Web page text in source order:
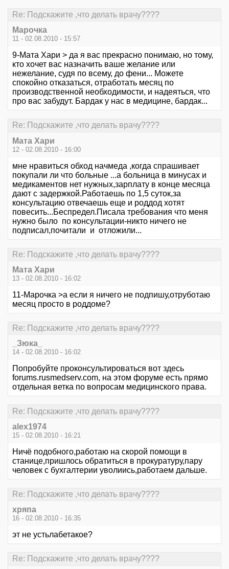
Re: Подскажите ,что делать врачу????
Марочка
11 - 02.08.2010 - 15:57
9-Мата Хари > да я вас прекрасно понимаю, но тому,
кто хочет вас назначить ваше желание или
нежелание, судя по всему, до фени... Можете
спокойно отказаться, отработать месяц по
производственной необходимости, и надеяться, что
про вас забудут. Бардак у нас в медицине, бардак...
Re: Подскажите ,что делать врачу????
Мата Хари
12 - 02.08.2010 - 16:00
мне нравиться обход начмеда ,когда спрашивает
покупали ли что больные ...а больница в минусах и
медикаментов нет нужных,зарплату в конце месяца
дают с задержкой.Работаешь по 1,5 суток,за
консультацию отвечаешь еще и роддод хотят
повесить...Беспредел.Писала требования что меня
нужно было по консультации-никто ничего не
подписал,почитали и отложили...
Re: Подскажите ,что делать врачу????
Мата Хари
13 - 02.08.2010 - 16:02
11-Марочка >а если я ничего не подпишу,отруботаю
месяц просто в роддоме?
Re: Подскажите ,что делать врачу????
_Зюка_
14 - 02.08.2010 - 16:02
Попробуйте проконсультироваться вот здесь
forums.rusmedserv.com, на этом форуме есть прямо
отдельная ветка по вопросам медицинского права.
Re: Подскажите ,что делать врачу????
alex1974
15 - 02.08.2010 - 16:21
Ничё подобного,работаю на скорой помощи в
станице,пришлось обратиться в прокуратуру,пару
человек с бухгалтерии уволиись,работаем дальше.
Re: Подскажите ,что делать врачу????
хряпа
16 - 02.08.2010 - 16:35
эт не устьлабетакое?
Re: Подскажите ,что делать врачу????